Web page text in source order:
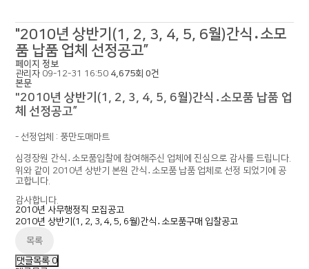
"2010년 상반기(1, 2, 3, 4, 5, 6월)간식․소모
품 납품 업체 선정공고”
페이지 정보
관리자 09-12-31 16:50 4,675회 0건
본문
"2010년 상반기(1, 2, 3, 4, 5, 6월)간식․소모품 납품 업
체 선정공고”
- 선정업체 : 풍만도매마트
심경장원 간식․소모품입찰에 참여해주신 업체에 진심으로 감사를 드립니다.
위와 같이 2010년 상반기 본원 간식․소모품 납품 업체로 선정 되었기에 공
고합니다.
감사합니다.
2010년 사무행정직 모집공고
2010년 상반기(1, 2, 3, 4, 5, 6월)간식․소모품구매 입찰공고
목록
댓글목록 0